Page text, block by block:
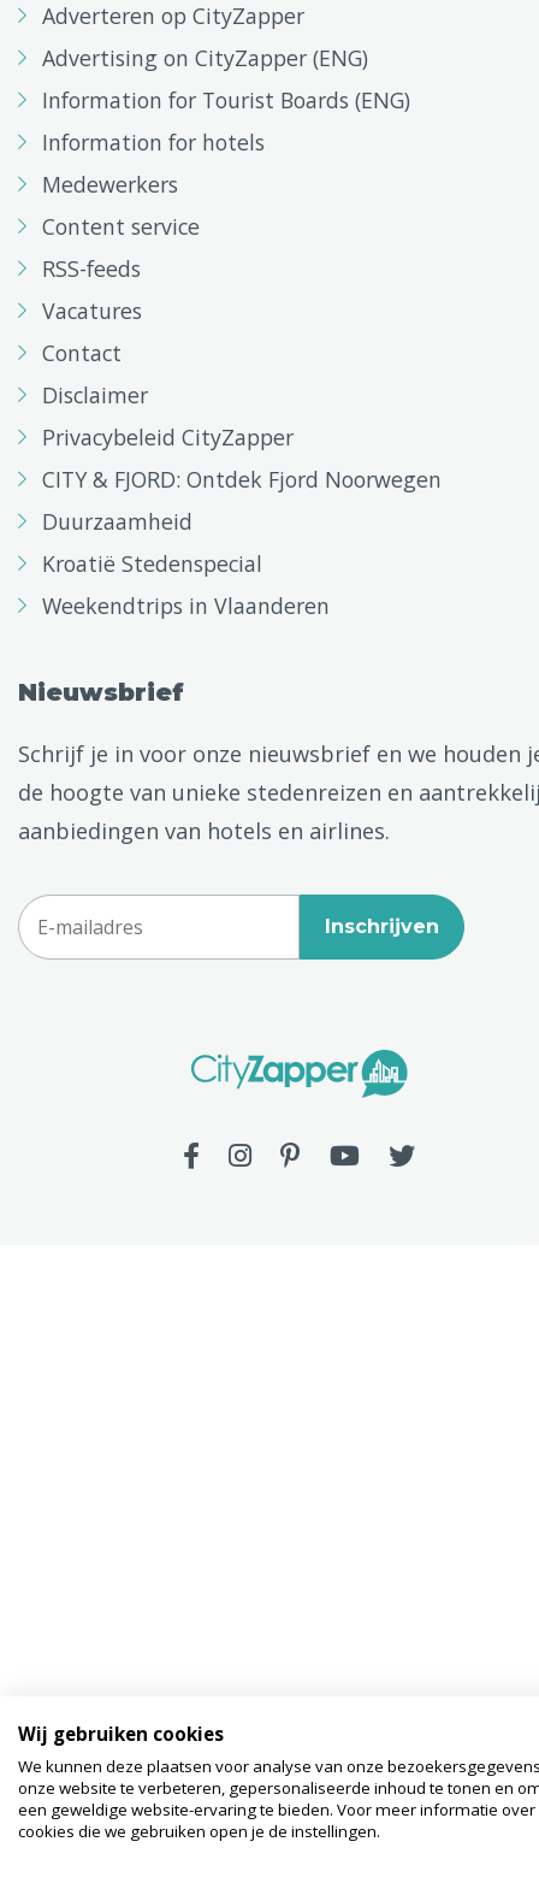
Adverteren op CityZapper
Advertising on CityZapper (ENG)
Information for Tourist Boards (ENG)
Information for hotels
Medewerkers
Content service
RSS-feeds
Vacatures
Contact
Disclaimer
Privacybeleid CityZapper
CITY & FJORD: Ontdek Fjord Noorwegen
Duurzaamheid
Kroatië Stedenspecial
Weekendtrips in Vlaanderen
Nieuwsbrief
Schrijf je in voor onze nieuwsbrief en we houden
de hoogte van unieke stedenreizen en
aanbiedingen van hotels en airlines.
Inschrijven
Wij gebruiken cookies
We kunnen deze plaatsen voor analyse van onze
onze website te verbeteren, gepersonaliseerde inhoud te tonen en
een geweldige website-ervaring te bieden. Voor meer informatie over
cookies die we gebruiken open je de instellingen.